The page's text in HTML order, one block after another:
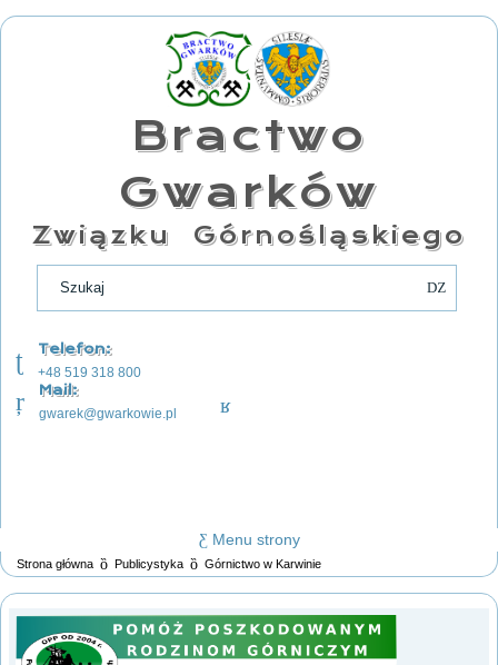
Bractwo
Gwarków
Związku Górnośląskiego
Telefon:
+48 519 318 800
Mail:
gwarek@gwarkowie.pl
Menu strony
Strona główna Publicystyka Górnictwo w Karwinie